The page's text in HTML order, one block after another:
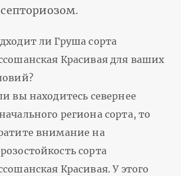
ли Груша сорта
Красивая для ваших
вы находитесь севернее
региона сорта, то
внимание на
сорта
Красивая. У этого